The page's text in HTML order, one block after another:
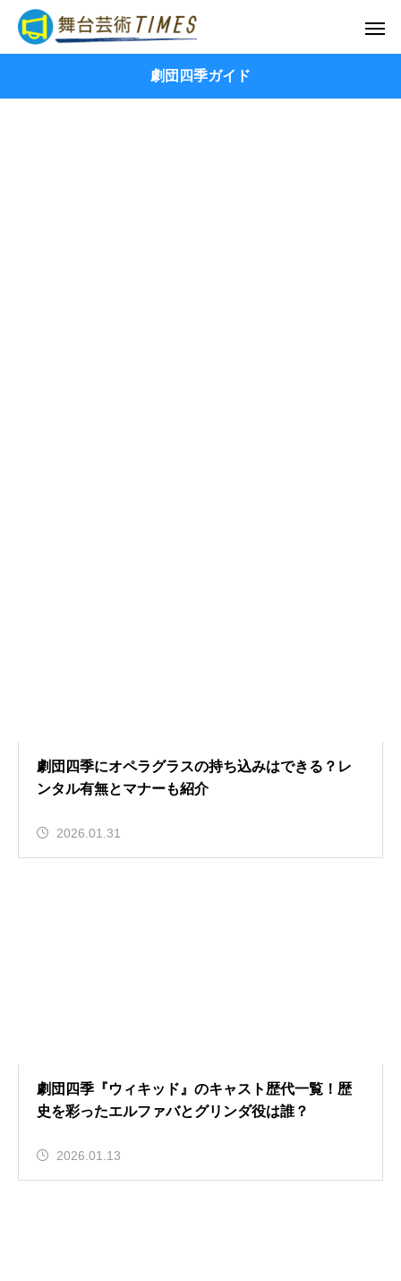
劇団四季ガイド
劇団四季にオペラグラスの持ち込みはできる？レ
ンタル有無とマナーも紹介
2026.01.31
劇団四季『ウィキッド』のキャスト歴代一覧！歴
史を彩ったエルファバとグリンダ役は誰？
2026.01.13